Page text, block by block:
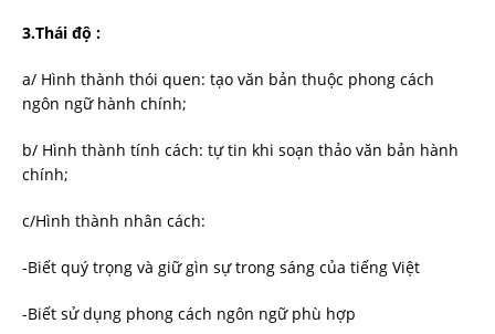
3.Thái độ :
a/ Hình thành thói quen: tạo văn bản thuộc phong cách
ngôn ngữ hành chính;
b/ Hình thành tính cách: tự tin khi soạn thảo văn bản hành
chính;
c/Hình thành nhân cách:
-Biết quý trọng và giữ gìn sự trong sáng của tiếng Việt
-Biết sử dụng phong cách ngôn ngữ phù hợp